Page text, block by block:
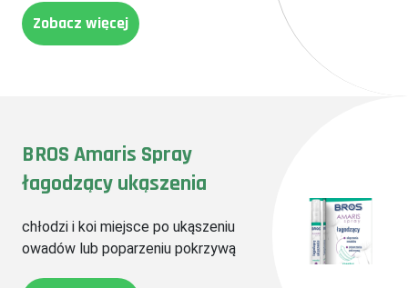
Zobacz więcej
BROS Amaris Spray
łagodzący ukąszenia
chłodzi i koi miejsce po ukąszeniu
owadów lub poparzeniu pokrzywą